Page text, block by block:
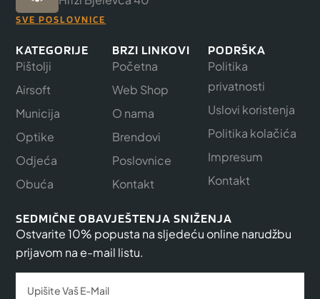
SVE POSLOVNICE
KATEGORIJE
Pištolji
Airsoft
Municija
Optike
Odjeća
Obuća
BRZI LINKOVI
Početna
Web Shop
O nama
Brendovi
Poslovnice
Kontakt
PODRŠKA
Politika
privatnosti
Uslovi koristenja
Politika kolačića
Impresum
Kontakt
SEDMIČNE OBAVJEŠTENJA SNIŽENJA
Ostvarite 10% popusta na sljedeću online narudžbu
prijavom na e-mail listu.